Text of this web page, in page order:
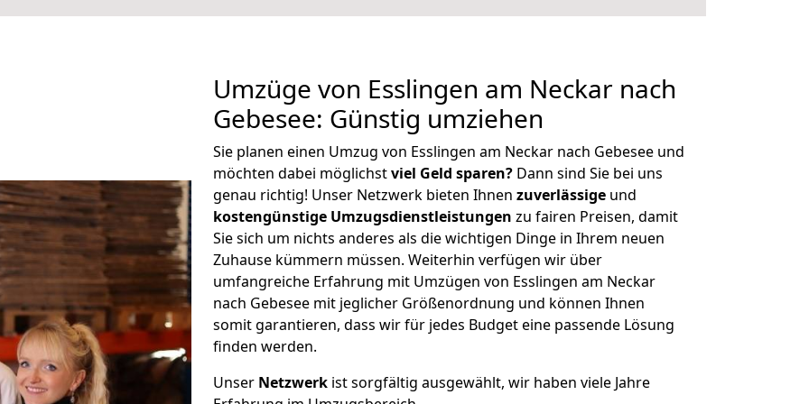
Umzüge von Esslingen am Neckar nach
Gebesee: Günstig umziehen
Sie planen einen Umzug von Esslingen am Neckar nach Gebesee und
möchten dabei möglichstviel Geld sparen? Dann sind Sie bei uns
genau richtig! Unser Netzwerk bieten Ihnen zuverlässige und
kostengünstige Umzugsdienstleistungen zu fairen Preisen, damit
Sie sich um nichts anderes als die wichtigen Dinge in Ihrem neuen
Zuhause kümmern müssen. Weiterhin verfügen wir über
umfangreiche Erfahrung mit Umzügen von Esslingen am Neckar
nach Gebesee mit jeglicher Größenordnung und können Ihnen
somit garantieren, dass wir für jedes Budget eine passende Lösung
finden werden.
Unser Netzwerk ist sorgfältig ausgewählt, wir haben viele Jahre